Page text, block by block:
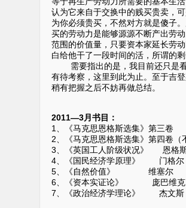
认为它来自于交换中的贱买贵卖，
为你必须贵买，不然对方就是傻子
买的劳动力是能够源源不断产出劳
范围的价值量，只要资本家延长劳
白给他干了一段时间的活，所谓的
需要指出的是，我目前还只是看
有待考察，这里到此为止。至于吉
稍有把握之后不妨再做总结。
2011—3月书目：
1、《马克思恩格斯选集》第三卷
2、《马克思恩格斯选集》第四卷（
3、《英国工人阶级状况》 恩格
4、《国民经济学原理》 门格尔
5、《自然价值》 维塞尔
6、《资本实证论》 庞巴维克
7、《政治经济学理论》 杰文斯